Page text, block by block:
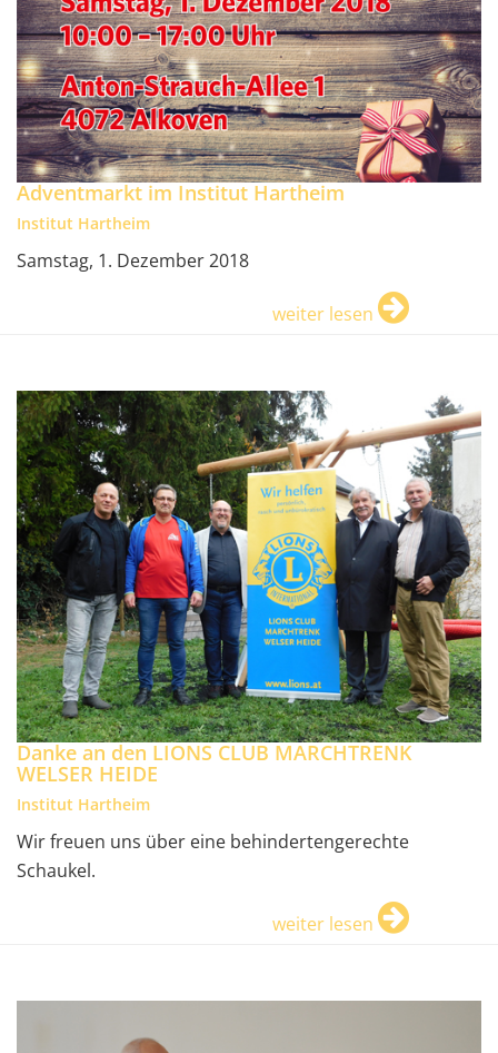
Adventmarkt im Institut Hartheim
Institut Hartheim
Samstag, 1. Dezember 2018
weiter lesen
Danke an den LIONS CLUB MARCHTRENK
WELSER HEIDE
Institut Hartheim
Wir freuen uns über eine behindertengerechte
Schaukel.
weiter lesen